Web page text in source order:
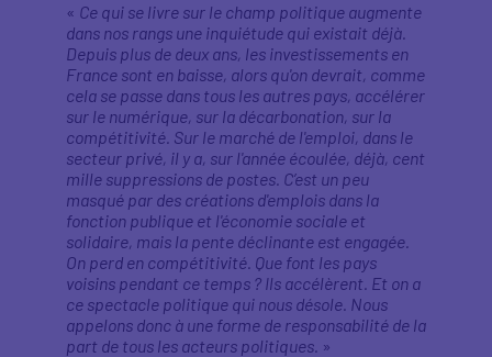
« Ce qui se livre sur le champ politique augmente
dans nos rangs une inquiétude qui existait déjà.
Depuis plus de deux ans, les investissements en
France sont en baisse, alors qu'on devrait, comme
cela se passe dans tous les autres pays, accélérer
sur le numérique, sur la décarbonation, sur la
compétitivité. Sur le marché de l'emploi, dans le
secteur privé, il y a, sur l'année écoulée, déjà, cent
mille suppressions de postes. C’est un peu
masqué par des créations d'emplois dans la
fonction publique et l'économie sociale et
solidaire, mais la pente déclinante est engagée.
On perd en compétitivité. Que font les pays
voisins pendant ce temps ? Ils accélèrent. Et on a
ce spectacle politique qui nous désole. Nous
appelons donc à une forme de responsabilité de la
part de tous les acteurs politiques. »